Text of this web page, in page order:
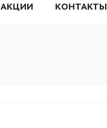
АКЦИИ КОНТАКТЫ